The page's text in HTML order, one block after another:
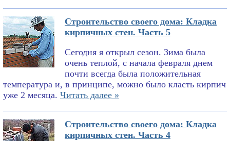
Строительство своего дома: Кладка
кирпичных стен. Часть 5
Сегодня я открыл сезон. Зима была
очень теплой, с начала февраля днем
почти всегда была положительная
температура и, в принципе, можно было класть кирпич
уже 2 месяца. Читать далее »
Строительство своего дома: Кладка
кирпичных стен. Часть 4